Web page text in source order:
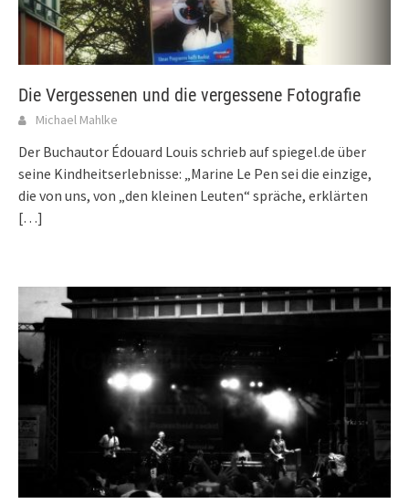
Die Vergessenen und die vergessene Fotografie
Michael Mahlke
Der Buchautor Édouard Louis schrieb auf spiegel.de über
seine Kindheitserlebnisse: „Marine Le Pen sei die einzige,
die von uns, von „den kleinen Leuten“ spräche, erklärten
[…]